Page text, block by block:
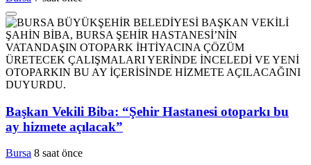
Başkan Vekili Biba: “Şehir Hastanesi otoparkı bu
ay hizmete açılacak”
Bursa 8 saat önce